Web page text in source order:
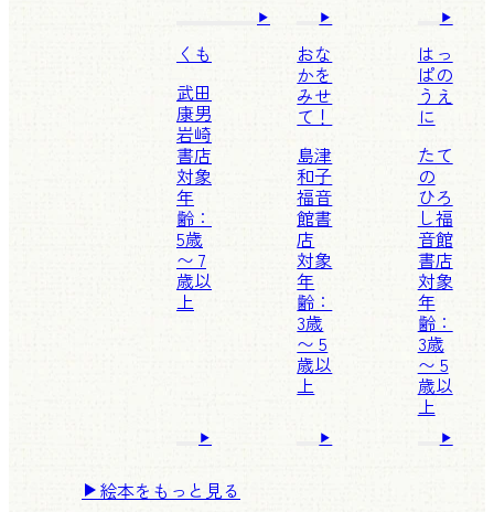
くも
武田
康男
岩崎
書店
対象
年
齢：
5歳
〜 7
歳以
上
おな
かを
みせ
て！
島津
和子
福音
館書
店
対象
年
齢：
3歳
〜 5
歳以
上
はっ
ぱの
うえ
に
たて
の
ひろ
し福
音館
書店
対象
年
齢：
3歳
〜 5
歳以
上
絵本をもっと見る